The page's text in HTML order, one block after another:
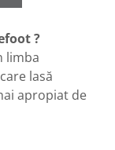
?
limba
lasă
apropiat de